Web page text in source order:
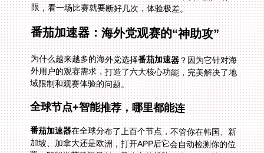
限，看一场比赛就要断好几次，体验极差。
番茄加速器：海外党观赛的“神助攻”
为什么越来越多的海外党选择番茄加速器？因为它针对海
外用户的观赛需求，打造了六大核心功能，完美解决了地
域限制和观赛体验的问题。
全球节点+智能推荐，哪里都能连
番茄加速器在全球分布了上百个节点，不管你在韩国、新
加坡、加拿大还是欧洲，打开APP后它会自动检测你的位
置，智能推荐延迟最低、最稳定的线路。比如你在韩国，
它会优先推荐离你最近的东亚节点，让你连接速度更快；
如果你在欧洲，也能找到合适的节点，不用手动一个个